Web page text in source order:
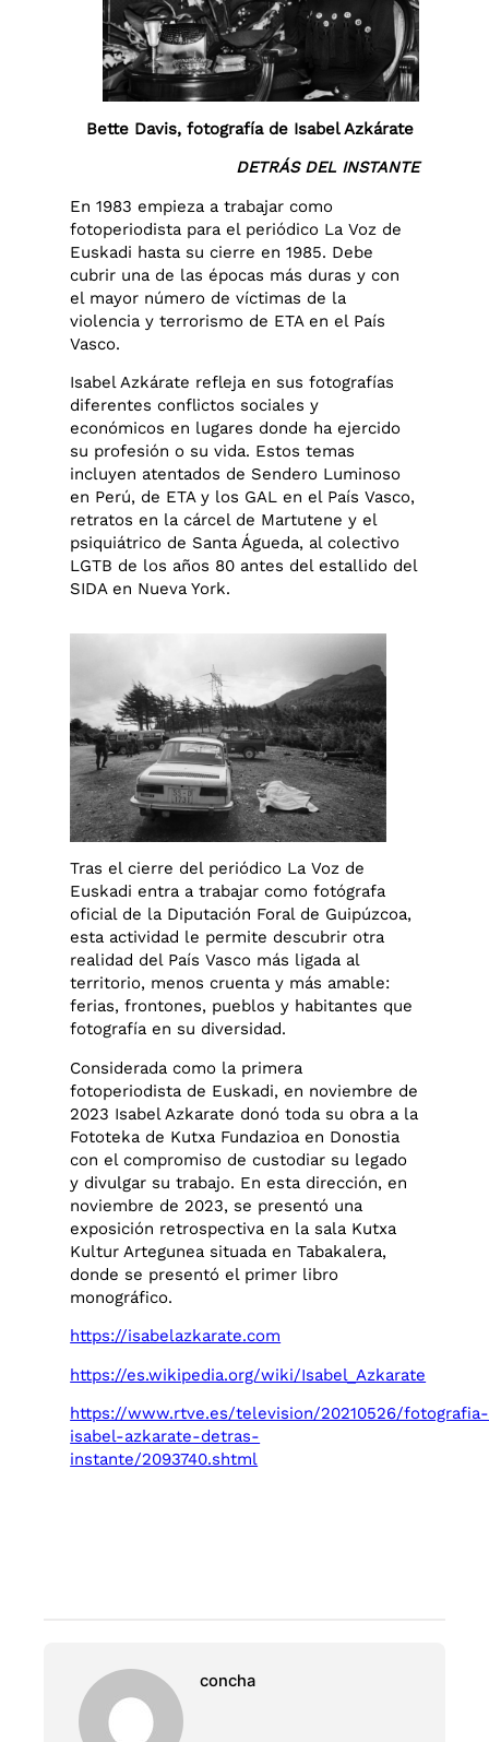
Bette Davis, fotografía de Isabel Azkárate
DETRÁS DEL INSTANTE
En 1983 empieza a trabajar como
fotoperiodista para el periódico La Voz de
Euskadi hasta su cierre en 1985. Debe
cubrir una de las épocas más duras y con
el mayor número de víctimas de la
violencia y terrorismo de ETA en el País
Vasco.
Isabel Azkárate refleja en sus fotografías
diferentes conflictos sociales y
económicos en lugares donde ha ejercido
su profesión o su vida. Estos temas
incluyen atentados de Sendero Luminoso
en Perú, de ETA y los GAL en el País Vasco,
retratos en la cárcel de Martutene y el
psiquiátrico de Santa Águeda, al colectivo
LGTB de los años 80 antes del estallido del
SIDA en Nueva York.
Tras el cierre del periódico La Voz de
Euskadi entra a trabajar como fotógrafa
oficial de la Diputación Foral de Guipúzcoa,
esta actividad le permite descubrir otra
realidad del País Vasco más ligada al
territorio, menos cruenta y más amable:
ferias, frontones, pueblos y habitantes que
fotografía en su diversidad.
Considerada como la primera
fotoperiodista de Euskadi, en noviembre de
2023 Isabel Azkarate donó toda su obra a la
Fototeka de Kutxa Fundazioa en Donostia
con el compromiso de custodiar su legado
y divulgar su trabajo. En esta dirección, en
noviembre de 2023, se presentó una
exposición retrospectiva en la sala Kutxa
Kultur Artegunea situada en Tabakalera,
donde se presentó el primer libro
monográfico.
https://isabelazkarate.com
https://es.wikipedia.org/wiki/Isabel_Azkarate
https://www.rtve.es/television/20210526/fotografia-
isabel-azkarate-detras-
instante/2093740.shtml
concha